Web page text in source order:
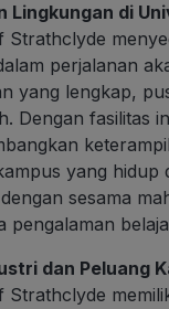
Lingkungan di
Strathclyde
perjalanan
yang lengkap,
Dengan fasilitas
yang hidup
sesama
pengalaman
dan Peluang
Strathclyde